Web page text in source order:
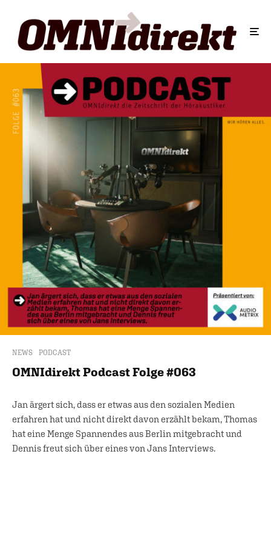
NEWS PODCAST
OMNIdirekt Podcast Folge #063
Jan ärgert sich, dass er etwas aus den sozialen Medien
erfahren hat und nicht direkt davon erzählt bekam, Thomas
hat eine Menge Spannendes aus Berlin mitgebracht und
Dennis freut sich über eines von Jans Interviews.